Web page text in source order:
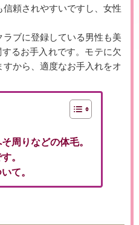
頼されやすいですし、女性
ブに登録している男性も美
るお手入れです。モテに欠
から、適度なお手入れをオ
周りなどの体毛。
。
て。